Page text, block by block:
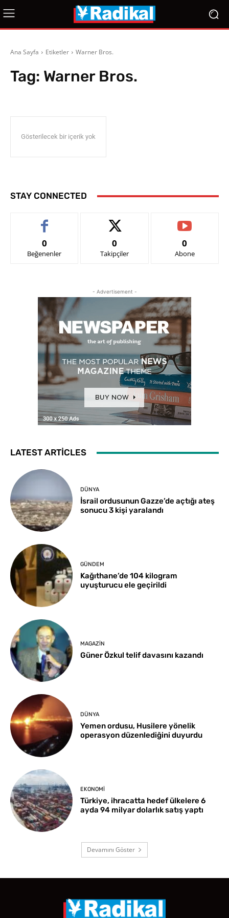
Ana Sayfa Etiketler Warner Bros.
Tag: Warner Bros.
Gösterilecek bir içerik yok
STAY CONNECTED
0
Beğenenler
0
Takipçiler
0
Abone
- Advertisement -
LATEST ARTICLES
DÜNYA
İsrail ordusunun Gazze’de açtığı ateş
sonucu 3 kişi yaralandı
GÜNDEM
Kağıthane’de 104 kilogram
uyuşturucu ele geçirildi
MAGAZIN
Güner Özkul telif davasını kazandı
DÜNYA
Yemen ordusu, Husilere yönelik
operasyon düzenlediğini duyurdu
EKONOMI
Türkiye, ihracatta hedef ülkelere 6
ayda 94 milyar dolarlık satış yaptı
Devamını Göster